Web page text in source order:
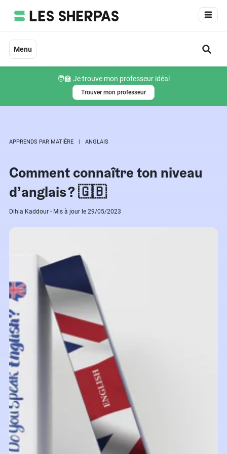
Menu
🧑‍🏫 Je trouve mon professeur idéal
Trouver mon professeur
APPRENDS PAR MATIÈRE ANGLAIS
Comment connaître ton niveau
d’anglais ? 🇬🇧
Dihia Kaddour - Mis à jour le 29/05/2023